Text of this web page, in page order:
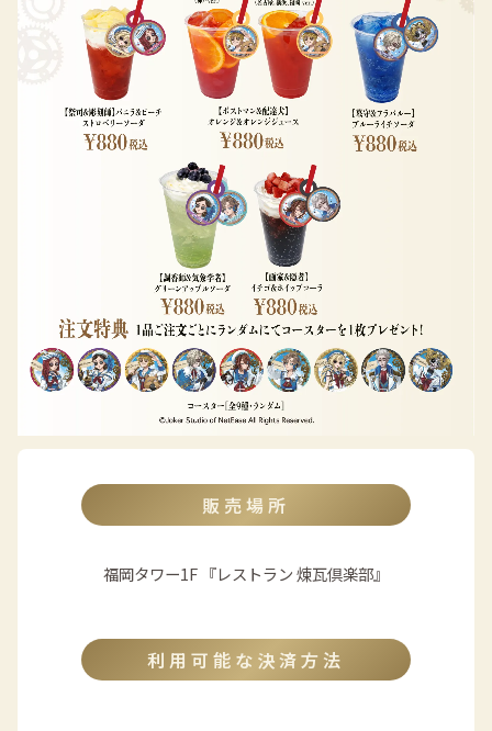
販売場所
福岡タワー1F 『レストラン 煉瓦倶楽部』
利用可能な決済方法